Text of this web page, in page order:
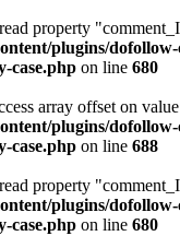
property
plugins/dofollow-
case.php on line 680
array offset on
plugins/dofollow-
case.php on line 688
property
plugins/dofollow-
case.php on line 680